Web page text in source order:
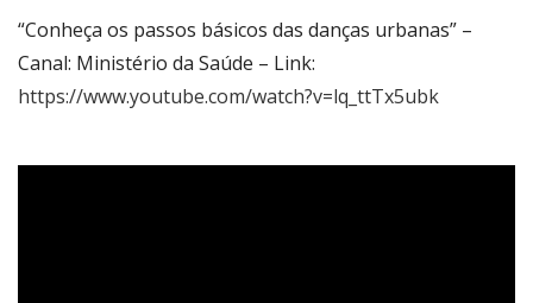
“Conheça os passos básicos das danças urbanas” –
Canal: Ministério da Saúde – Link:
https://www.youtube.com/watch?v=lq_ttTx5ubk